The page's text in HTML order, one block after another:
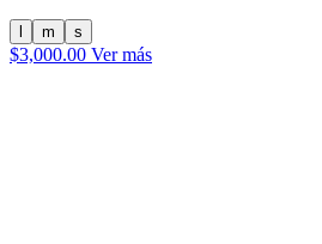
l m s
$3,000.00 Ver más